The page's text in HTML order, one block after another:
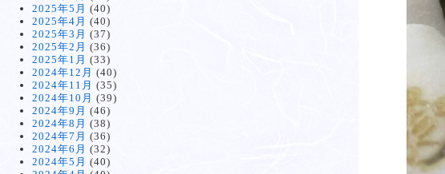
2025年5月 (40)
2025年4月 (40)
2025年3月 (37)
2025年2月 (36)
2025年1月 (33)
2024年12月 (40)
2024年11月 (35)
2024年10月 (39)
2024年9月 (46)
2024年8月 (38)
2024年7月 (36)
2024年6月 (32)
2024年5月 (40)